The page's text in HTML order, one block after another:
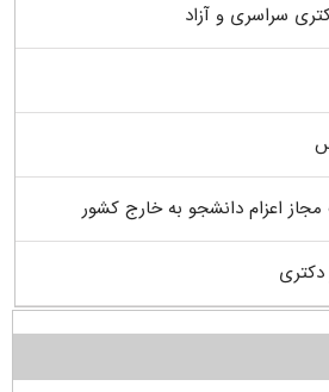
سراسری و آزاد
اعزام دانشجو به خارج کشور
دکتری